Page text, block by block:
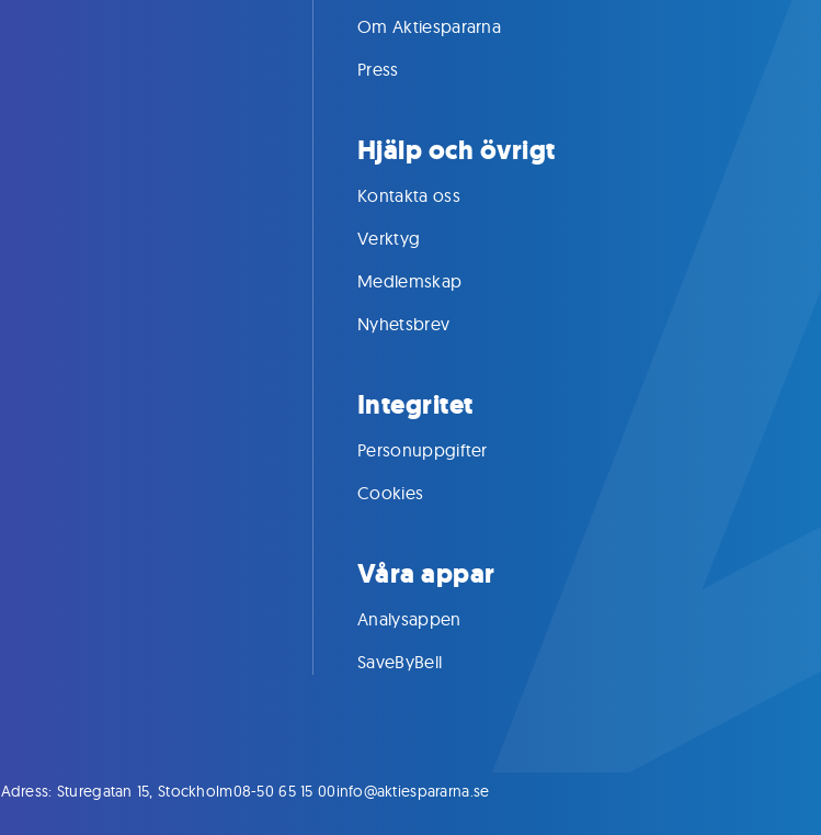
Om Aktiespararna
Press
Hjälp och övrigt
Kontakta oss
Verktyg
Medlemskap
Nyhetsbrev
Integritet
Personuppgifter
Cookies
Våra appar
Analysappen
SaveByBell
Adress: Sturegatan 15, Stockholm08-50 65 15 00info@aktiespararna.se